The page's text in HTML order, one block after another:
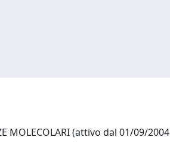
MOLECOLARI (attivo dal 01/09/